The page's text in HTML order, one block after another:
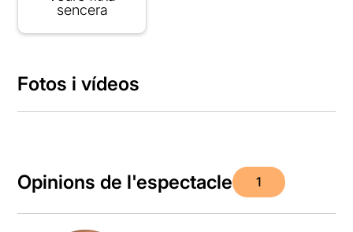
sencera
Fotos i vídeos
Opinions de l'espectacle 1